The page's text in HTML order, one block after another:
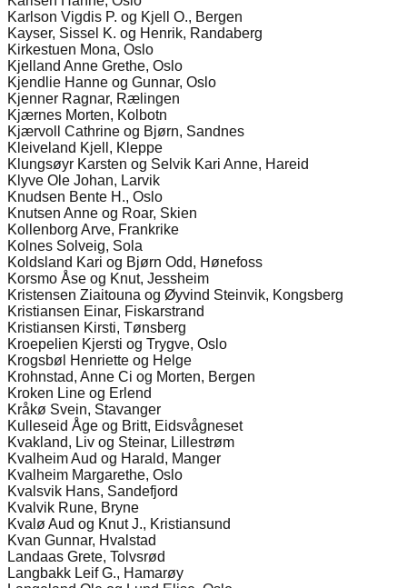
Karlson Vigdis P. og Kjell O., Bergen
Kayser, Sissel K. og Henrik, Randaberg
Kirkestuen Mona, Oslo
Kjelland Anne Grethe, Oslo
Kjendlie Hanne og Gunnar, Oslo
Kjenner Ragnar, Rælingen
Kjærnes Morten, Kolbotn
Kjærvoll Cathrine og Bjørn, Sandnes
Kleiveland Kjell, Kleppe
Klungsøyr Karsten og Selvik Kari Anne, Hareid
Klyve Ole Johan, Larvik
Knudsen Bente H., Oslo
Knutsen Anne og Roar, Skien
Kollenborg Arve, Frankrike
Kolnes Solveig, Sola
Koldsland Kari og Bjørn Odd, Hønefoss
Korsmo Åse og Knut, Jessheim
Kristensen Ziaitouna og Øyvind Steinvik, Kongsberg
Kristiansen Einar, Fiskarstrand
Kristiansen Kirsti, Tønsberg
Kroepelien Kjersti og Trygve, Oslo
Krogsbøl Henriette og Helge
Krohnstad, Anne Ci og Morten, Bergen
Kroken Line og Erlend
Kråkø Svein, Stavanger
Kulleseid Åge og Britt, Eidsvågneset
Kvakland, Liv og Steinar, Lillestrøm
Kvalheim Aud og Harald, Manger
Kvalheim Margarethe, Oslo
Kvalsvik Hans, Sandefjord
Kvalvik Rune, Bryne
Kvalø Aud og Knut J., Kristiansund
Kvan Gunnar, Hvalstad
Landaas Grete, Tolvsrød
Langbakk Leif G., Hamarøy